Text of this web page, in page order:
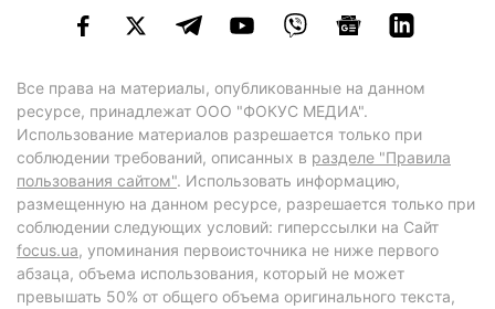
Все права на материалы, опубликованные на данном
ресурсе, принадлежат ООО "ФОКУС МЕДИА".
Использование материалов разрешается только при
соблюдении требований, описанных в разделе "Правила
пользования сайтом". Использовать информацию,
размещенную на данном ресурсе, разрешается только при
соблюдении следующих условий: гиперссылки на Сайт
focus.ua, упоминания первоисточника не ниже первого
абзаца, объема использования, который не может
превышать 50% от общего объема оригинального текста,